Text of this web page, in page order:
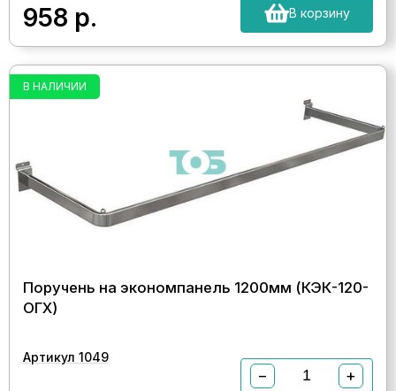
958 р. В корзину
В НАЛИЧИИ
Поручень на экономпанель 1200мм (КЭК-120-
ОГХ)
Артикул 1049
− +